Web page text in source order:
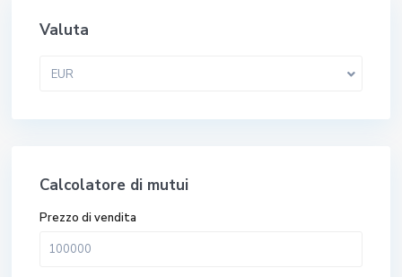
Valuta
EUR
Calcolatore di mutui
Prezzo di vendita